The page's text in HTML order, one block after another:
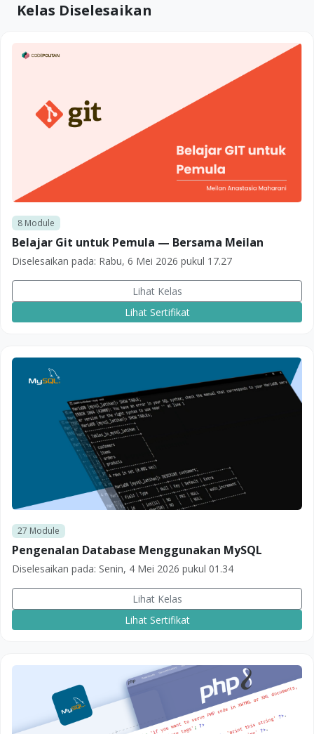
Kelas Diselesaikan
8Module
Belajar Git untuk Pemula — Bersama Meilan
Diselesaikan pada: Rabu, 6 Mei 2026 pukul 17.27
Lihat Kelas
Lihat Sertifikat
27 Module
Pengenalan Database Menggunakan MySQL
Diselesaikan pada: Senin, 4 Mei 2026 pukul 01.34
Lihat Kelas
Lihat Sertifikat